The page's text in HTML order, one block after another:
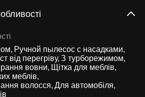
Ручной пылесос с насадками
від перегріву З турборежимом
вовни
Щітка для меблів
меблів
волосся Для автомобіля